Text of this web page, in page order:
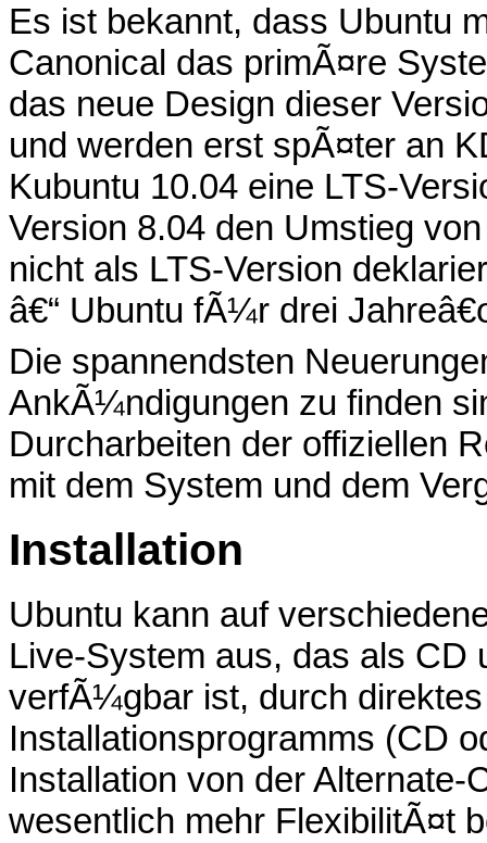
Es ist bekannt, dass Ubuntu
Canonical das primÃ¤re
das neue Design dieser
und werden erst spÃ¤ter an
Kubuntu 10.04 eine LTS-
Version 8.04 den Umstieg
nicht als LTS-Version
â€“ Ubuntu fÃ¼r drei
Die spannendsten
AnkÃ¼ndigungen zu finden
Durcharbeiten der offiziellen
mit dem System und dem
Installation
Ubuntu kann auf
Live-System aus, das als CD
verfÃ¼gbar ist, durch
Installationsprogramms (CD
Installation von der Alternate-
wesentlich mehr FlexibilitÃ¤t